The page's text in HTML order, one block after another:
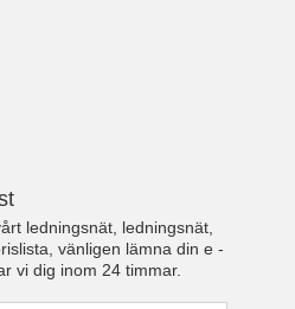
ledningsnät, ledningsnät,
vänligen lämna din e -
vi dig inom 24 timmar.